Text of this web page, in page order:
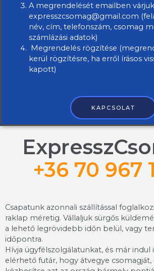
A megrendelését emailben várjuk
expresszcsomag@gmail.com
név, cím, telefonszám, csomag
számlázási adatok)
Megrendelés rögzítése
kerül rögzítésre, ha erről írásos
kapott)
KAPCSOLAT
+36 70 967
Csapatunk azonnali szállítással
raklap méretig. Vállaljuk sürgős
a lehető legrövidebb időn belül, vagy
időpontra.
Hívja ügyfélszolgálatunkat, és már indul
elérhető futár, hogy átvegye csomagját,